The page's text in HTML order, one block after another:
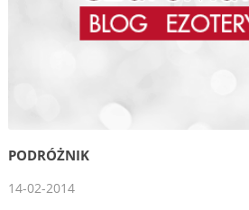
PODRÓŻNIK
14-02-2014